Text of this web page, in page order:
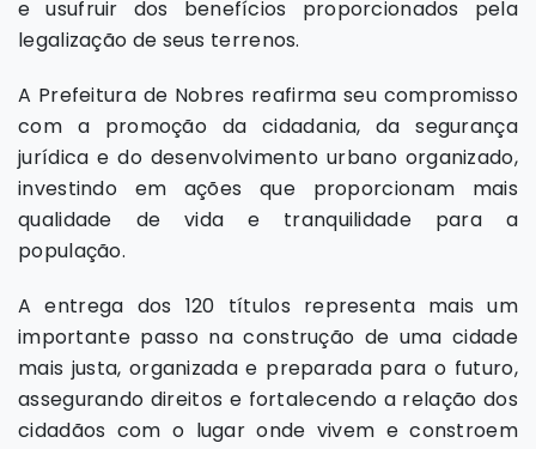
e usufruir dos benefícios proporcionados pela
legalização de seus terrenos.
A Prefeitura de Nobres reafirma seu compromisso
com a promoção da cidadania, da segurança
jurídica e do desenvolvimento urbano organizado,
investindo em ações que proporcionam mais
qualidade de vida e tranquilidade para a
população.
A entrega dos 120 títulos representa mais um
importante passo na construção de uma cidade
mais justa, organizada e preparada para o futuro,
assegurando direitos e fortalecendo a relação dos
cidadãos com o lugar onde vivem e constroem